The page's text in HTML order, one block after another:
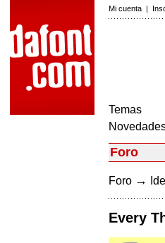
Mi cuenta |
Temas
Foro
Foro →
Every